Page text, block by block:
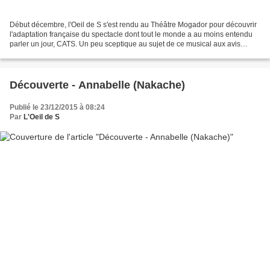
Début décembre, l'Oeil de S s'est rendu au Théâtre Mogador pour découvrir
l'adaptation française du spectacle dont tout le monde a au moins entendu
parler un jour, CATS. Un peu sceptique au sujet de ce musical aux avis
Découverte - Annabelle (Nakache)
Publié le 23/12/2015 à 08:24
Par L'Oeil de S